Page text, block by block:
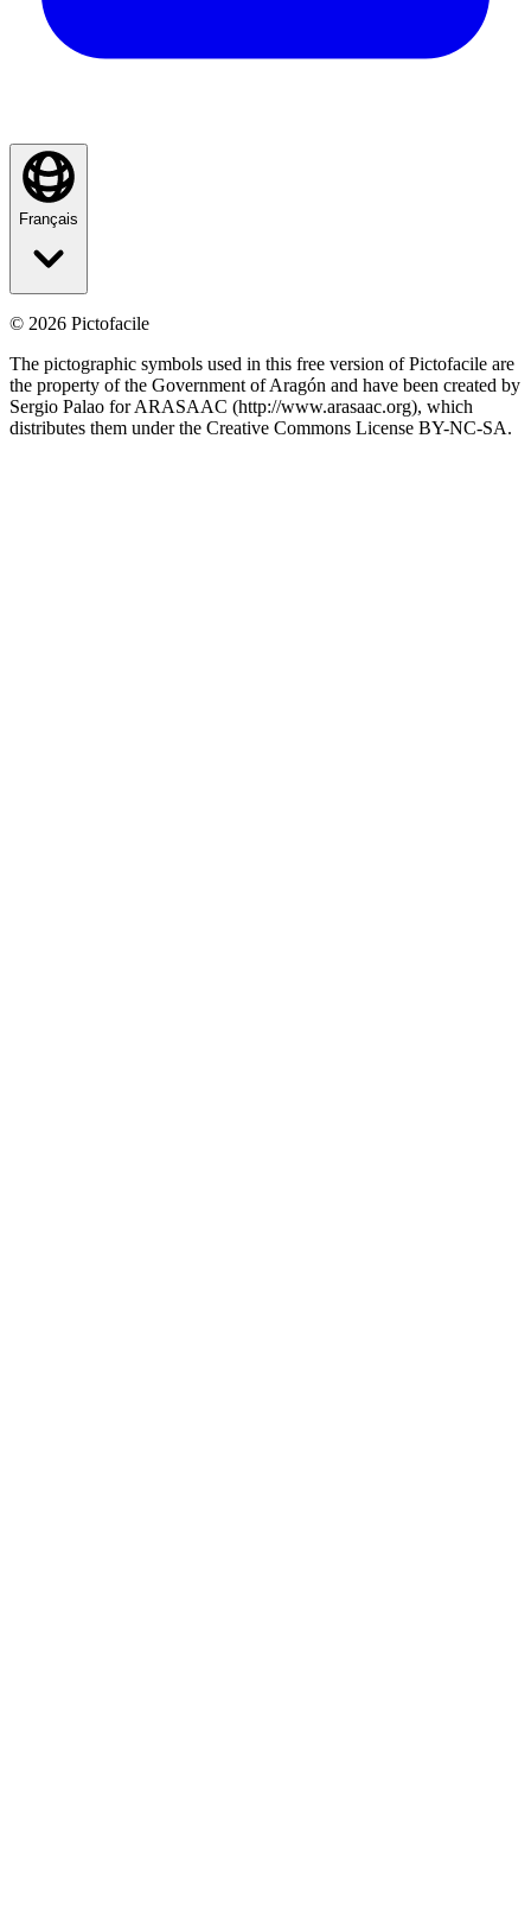
Français
© 2026 Pictofacile
The pictographic symbols used in this free version of Pictofacile are
the property of the Government of Aragón and have been created by
Sergio Palao for ARASAAC (http://www.arasaac.org), which
distributes them under the Creative Commons License BY-NC-SA.